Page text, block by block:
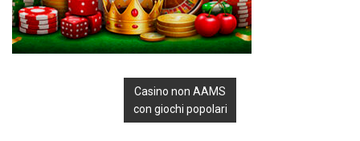
Casino non AAMS
con giochi popolari